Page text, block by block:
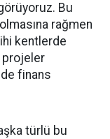
Bu
rağmen
kentlerde
projeler
finans
türlü bu